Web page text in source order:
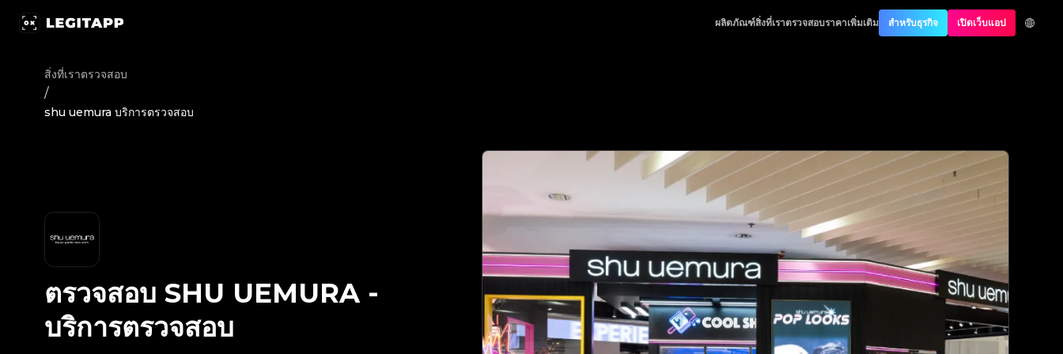
ผลิตภัณฑ์สิ่งที่เราตรวจสอบราคาเพิ่มเติม สำหรับธุรกิจ เปิดเว็บแอป
สิ่งที่เราตรวจสอบ
/
shu uemura บริการตรวจสอบ
ตรวจสอบ SHU UEMURA-
บริการตรวจสอบ